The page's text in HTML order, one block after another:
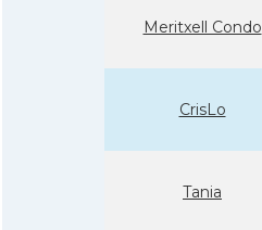
Meritxell Condo
CrisLo
Tania